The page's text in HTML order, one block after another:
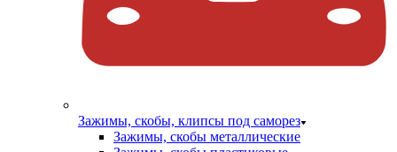
Зажимы, скобы, клипсы под саморез
Зажимы, скобы металлические